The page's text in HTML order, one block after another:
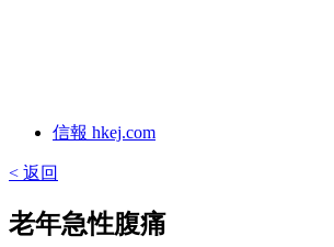
信報 hkej.com
< 返回
老年急性腹痛